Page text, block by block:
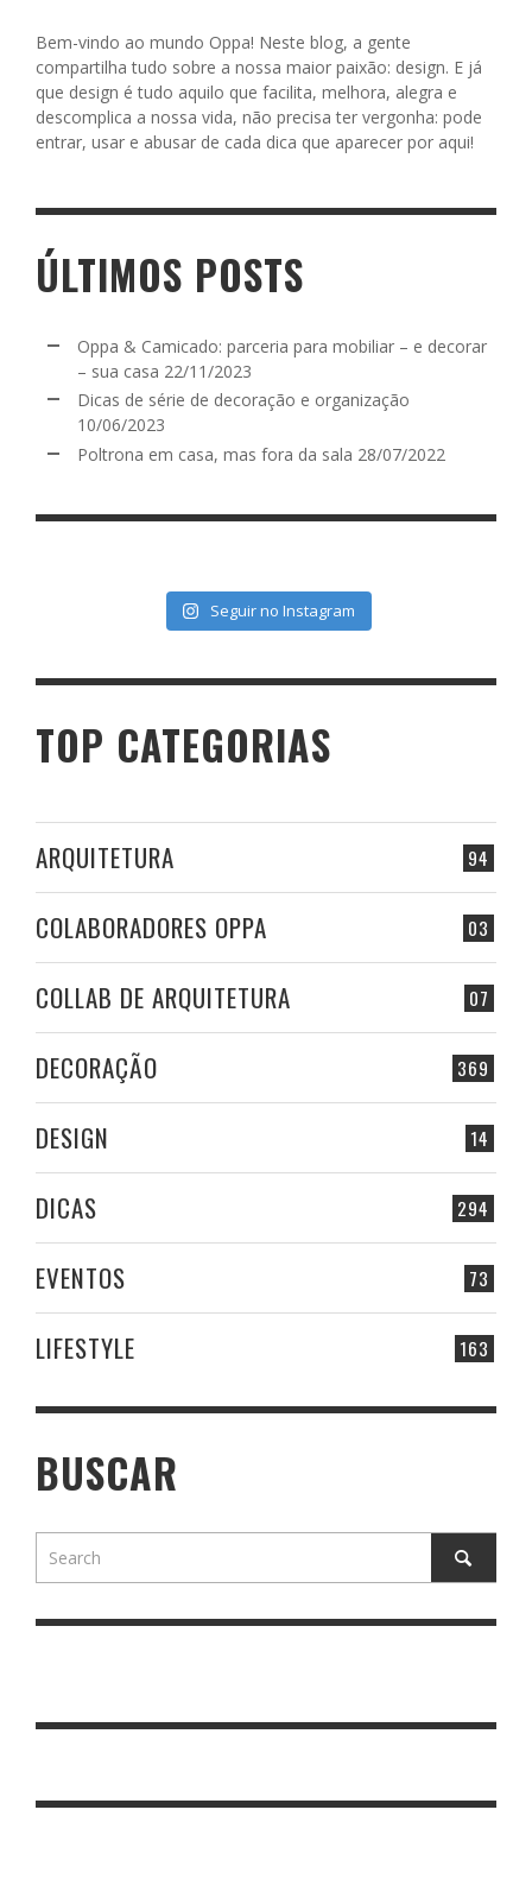
Bem-vindo ao mundo Oppa! Neste blog, a gente
compartilha tudo sobre a nossa maior paixão: design. E já
que design é tudo aquilo que facilita, melhora, alegra e
descomplica a nossa vida, não precisa ter vergonha: pode
entrar, usar e abusar de cada dica que aparecer por aqui!
ÚLTIMOS POSTS
Oppa & Camicado: parceria para mobiliar – e decorar
– sua casa 22/11/2023
Dicas de série de decoração e organização
10/06/2023
Poltrona em casa, mas fora da sala 28/07/2022
Seguir no Instagram
TOP CATEGORIAS
94
ARQUITETURA
03
COLABORADORES OPPA
07
COLLAB DE ARQUITETURA
369
DECORAÇÃO
14
DESIGN
294
DICAS
73
EVENTOS
163
LIFESTYLE
BUSCAR